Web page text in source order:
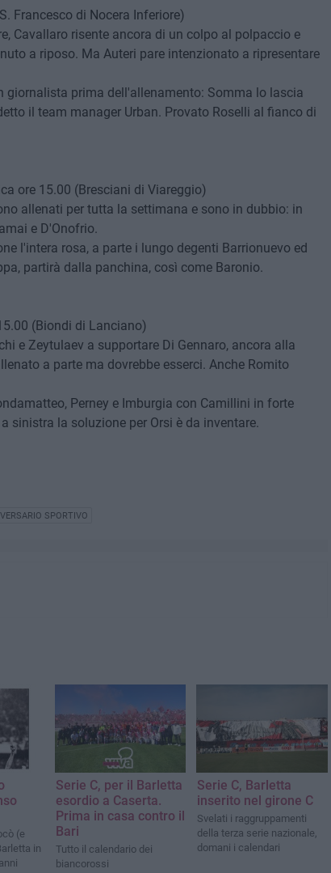
Francesco di Nocera Inferiore)
Cavallaro risente ancora di un colpo al polpaccio e
a riposo. Ma Auteri pare intenzionato a ripresentare
giornalista prima dell'allenamento: Somma lo lascia
il team manager Urban. Provato Roselli al fianco di
ore 15.00 (Bresciani di Viareggio)
allenati per tutta la settimana e sono in dubbio: in
e D'Onofrio.
l'intera rosa, a parte i lungo degenti Barrionuevo ed
partirà dalla panchina, così come Baronio.
(Biondi di Lanciano)
e Zeytulaev a supportare Di Gennaro, ancora alla
a parte ma dovrebbe esserci. Anche Romito
Perney e Imburgia con Camillini in forte
sinistra la soluzione per Orsi è da inventare.
SPORTIVO
(e
in
Serie C, per il Barletta
esordio a Caserta.
Prima in casa contro il
Bari
Tutto il calendario dei
biancorossi
Serie C, Barletta
inserito nel girone C
Svelati i raggruppamenti
della terza serie nazionale,
domani i calendari